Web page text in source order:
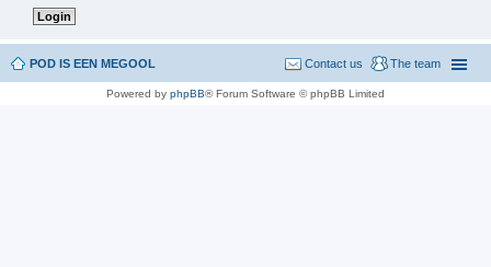
POD IS EEN MEGOOL The team
Contact us
Powered by phpBB® Forum Software © phpBB Limited